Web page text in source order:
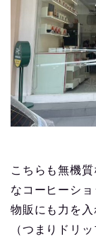
こちらも無機
なコーヒーショ
物販にも力を
（つまりドリ